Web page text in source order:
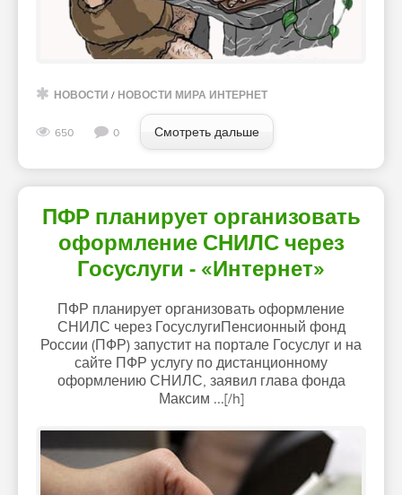
НОВОСТИ / НОВОСТИ МИРА ИНТЕРНЕТ
650 0 Смотреть дальше
ПФР планирует организовать
оформление СНИЛС через
Госуслуги - «Интернет»
ПФР планирует организовать оформление
СНИЛС через ГосуслугиПенсионный фонд
России (ПФР) запустит на портале Госуслуг и на
сайте ПФР услугу по дистанционному
оформлению СНИЛС, заявил глава фонда
Максим ...[/h]